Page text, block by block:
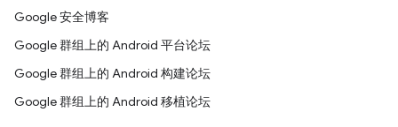
Google 安全博客
Google 群组上的 Android 平台论坛
Google 群组上的 Android 构建论坛
Google 群组上的 Android 移植论坛